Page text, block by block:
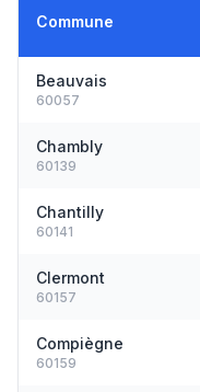
Commune
Beauvais
60057
Chambly
60139
Chantilly
60141
Clermont
60157
Compiègne
60159